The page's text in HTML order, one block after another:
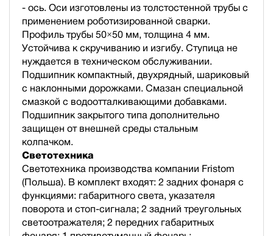
- ось. Оси изготовлены из толстостенной трубы с
применением роботизированной сварки.
Профиль трубы 50×50 мм, толщина 4 мм.
Устойчива к скручиванию и изгибу. Ступица не
нуждается в техническом обслуживании.
Подшипник компактный, двухрядный, шариковый
с наклонными дорожками. Смазан специальной
смазкой с водоотталкивающими добавками.
Подшипник закрытого типа дополнительно
защищен от внешней среды стальным
колпачком.
Светотехника
Светотехника производства компании Fristom
(Польша). В комплект входят: 2 задних фонаря с
функциями: габаритного света, указателя
поворота и стоп-сигнала; 2 задний треугольных
светоотражателя; 2 передних габаритных